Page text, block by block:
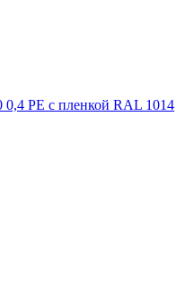
0,4 PE с пленкой RAL 1014